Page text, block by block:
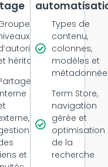
M365,
héritage
et
Types de
contenu,
colonnes,
modèles et
Term Store,
navigation
gérée et
optimisation
de la
recherche